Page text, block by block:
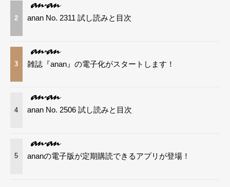
2 anan No. 2311 試し読みと目次
3 雑誌『anan』の電子化がスタートします！
4 anan No. 2506 試し読みと目次
5 ananの電子版が定期購読できるアプリが登場！